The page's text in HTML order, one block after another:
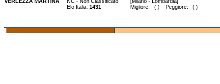
Elo Italia: 1431 Migliore: ( ) Peggiore: ( )